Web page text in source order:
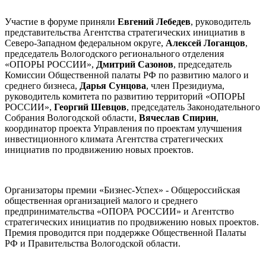
Участие в форуме приняли Евгений Лебедев, руководитель
представительства Агентства стратегических инициатив в
Северо-Западном федеральном округе, Алексей Логанцов,
председатель Вологодского регионального отделения
«ОПОРЫ РОССИИ», Дмитрий Сазонов, председатель
Комиссии Общественной палаты РФ по развитию малого и
среднего бизнеса, Дарья Сунцова, член Президиума,
руководитель комитета по развитию территорий «ОПОРЫ
РОССИИ», Георгий Шевцов, председатель Законодательного
Собрания Вологодской области, Вячеслав Спирин,
координатор проекта Управления по проектам улучшения
инвестиционного климата Агентства стратегических
инициатив по продвижению новых проектов.
Организаторы премии «Бизнес-Успех» - Общероссийская
общественная организацией малого и среднего
предпринимательства «ОПОРА РОССИИ» и Агентство
стратегических инициатив по продвижению новых проектов.
Премия проводится при поддержке Общественной Палаты
РФ и Правительства Вологодской области.